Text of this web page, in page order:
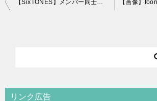
シ
【SixTONES】メンバー同士の呼び方やあだ名まとめ！コンビ名も！
リンク広告